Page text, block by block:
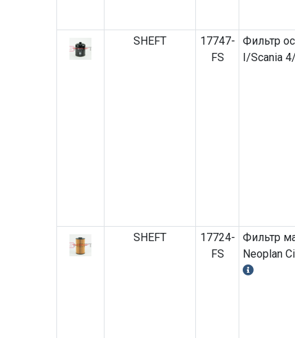
SHEFT
17747-
FS
Фильтр
I/Scania
SHEFT
17724-
FS
Фильтр
Neoplan